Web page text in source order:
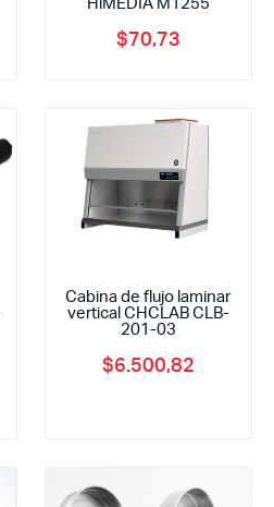
HiMEDIA M1255
$70,73
Cabina de flujo laminar
vertical CHCLAB CLB-
201-03
$6.500,82